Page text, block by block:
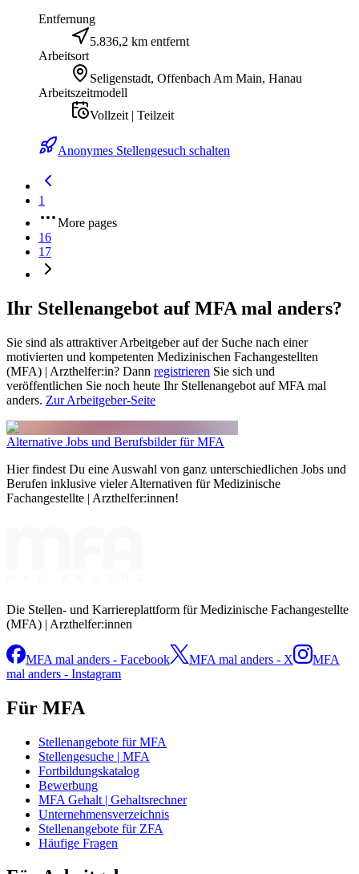
Entfernung
5.836,2 km entfernt
Arbeitsort
Seligenstadt, Offenbach Am Main, Hanau
Arbeitszeitmodell
Vollzeit | Teilzeit
Anonymes Stellengesuch schalten
1
More pages
16
17
Ihr Stellenangebot auf MFA mal anders?
Sie sind als attraktiver Arbeitgeber auf der Suche nach einer
motivierten und kompetenten Medizinischen Fachangestellten
(MFA) | Arzthelfer:in? Dann registrieren Sie sich und
veröffentlichen Sie noch heute Ihr Stellenangebot auf MFA mal
anders. Zur Arbeitgeber-Seite
Alternative Jobs und Berufsbilder für MFA
Hier findest Du eine Auswahl von ganz unterschiedlichen Jobs und
Berufen inklusive vieler Alternativen für Medizinische
Fachangestellte | Arzthelfer:innen!
Die Stellen- und Karriereplattform für Medizinische Fachangestellte
(MFA) | Arzthelfer:innen
MFA mal anders - Facebook MFA mal anders - X
MFA
mal anders - Instagram
Für MFA
Stellenangebote für MFA
Stellengesuche | MFA
Fortbildungskatalog
Bewerbung
MFA Gehalt | Gehaltsrechner
Unternehmensverzeichnis
Stellenangebote für ZFA
Häufige Fragen